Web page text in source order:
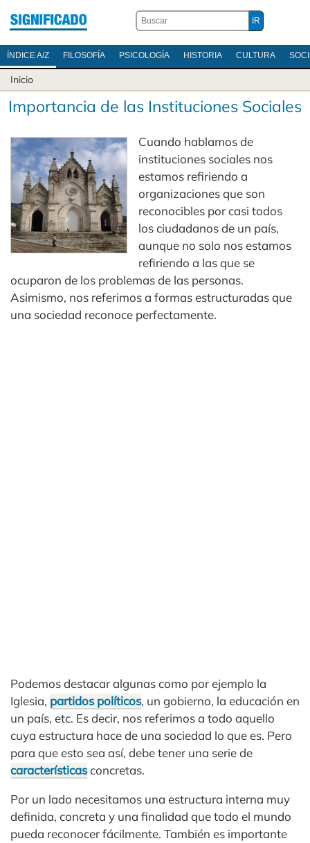
ÍNDICE A/Z FILOSOFÍA PSICOLOGÍA HISTORIA CULTURA
Inicio
Importancia de las Instituciones Sociales
Cuando hablamos de
instituciones sociales nos
estamos refiriendo a
organizaciones que son
reconocibles por casi todos
los ciudadanos de un país,
aunque no solo nos estamos
refiriendo a las que se
ocuparon de los problemas de las personas.
Asimismo, nos referimos a formas estructuradas que
una sociedad reconoce perfectamente.
Podemos destacar algunas como por ejemplo la
Iglesia, partidos políticos, un gobierno, la educación en
un país, etc. Es decir, nos referimos a todo aquello
cuya estructura hace de una sociedad lo que es. Pero
para que esto sea así, debe tener una serie de
característicasconcretas.
Por un lado necesitamos una estructura interna muy
definida, concreta y una finalidad que todo el mundo
pueda reconocer fácilmente. También es importante